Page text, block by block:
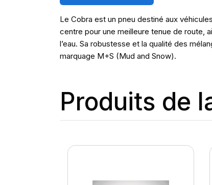
Le Cobra est un pneu destiné aux
centre pour une meilleure tenue de route,
l’eau. Sa robustesse et la qualité des
marquage M+S (Mud and Snow).
Produits de